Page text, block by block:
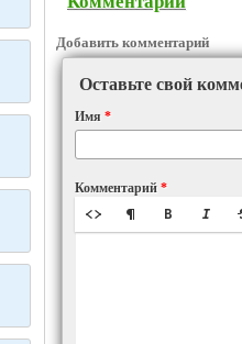
Добавить комментарий
Оставьте свой
Имя *
Комментарий *